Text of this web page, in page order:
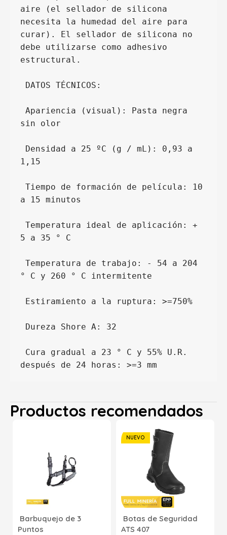
aire (el sellador de silicona
necesita la humedad del aire para
curar). El sellador de silicona no
debe utilizarse como adhesivo
estructural.
DATOS TÉCNICOS:
sin olor
1,15
a 15 minutos
5 a 35 ° C
° C y 260 ° C intermitente
Estiramiento a la ruptura: >=750%
Dureza Shore A: 32
después de 24 horas: >=3 mm
Productos recomendados
Barbuquejo de 3
Puntos
NUEVO
Botas de Seguridad
ATS 407